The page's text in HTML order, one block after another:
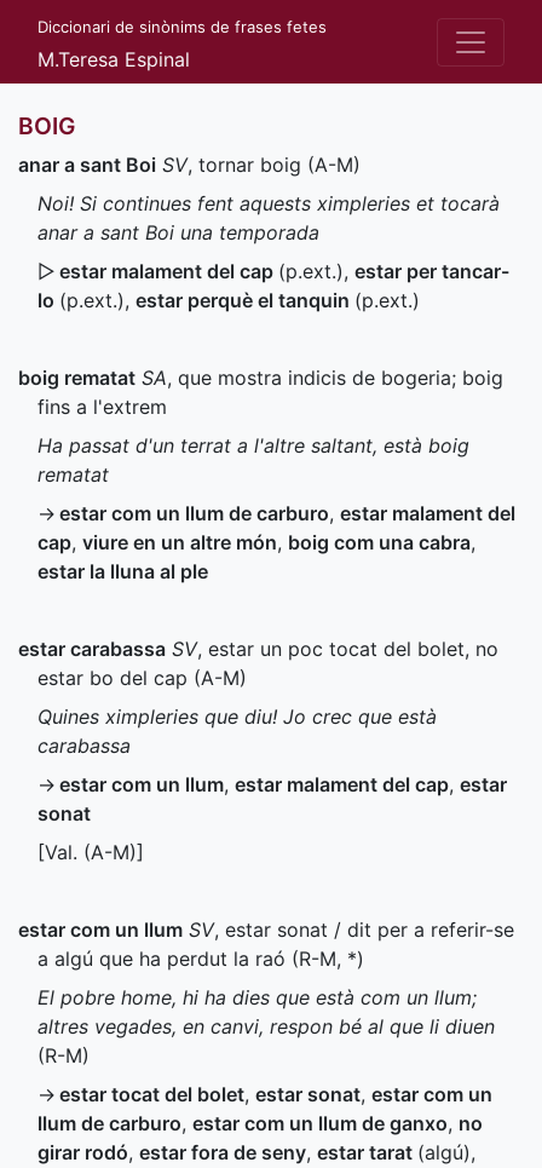
Diccionari de sinònims de frases fetes
M.Teresa Espinal
BOIG
anar a sant Boi SV, tornar boig (A-M)
Noi! Si continues fent aquests ximpleries et tocarà
anar a sant Boi una temporada
▷ estar malament del cap (p.ext.), estar per tancar-
lo (p.ext.), estar perquè el tanquin (p.ext.)
boig rematat SA, que mostra indicis de bogeria; boig
fins a l'extrem
Ha passat d'un terrat a l'altre saltant, està boig
rematat
→ estar com un llum de carburo, estar malament del
cap, viure en un altre món, boig com una cabra,
estar la lluna al ple
estar carabassa SV, estar un poc tocat del bolet, no
estar bo del cap (A-M)
Quines ximpleries que diu! Jo crec que està
carabassa
→ estar com un llum, estar malament del cap, estar
sonat
[Val. (A-M)]
estar com un llum SV, estar sonat / dit per a referir-se
a algú que ha perdut la raó (R-M, *)
El pobre home, hi ha dies que està com un llum;
altres vegades, en canvi, respon bé al que li diuen
(R-M)
→ estar tocat del bolet, estar sonat, estar com un
llum de carburo, estar com un llum de ganxo, no
girar rodó, estar fora de seny, estar tarat (algú),